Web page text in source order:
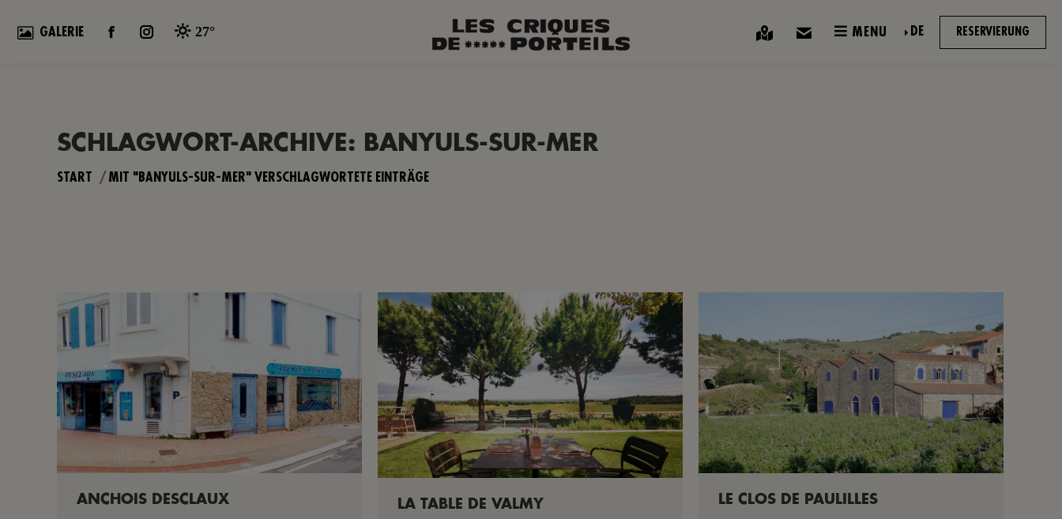
GALERIE
FACEBOOK
NEW
INSTAGRAM
NEW
27° MENU DE RESERVIERUNG
SCHLAGWORT-ARCHIVE: BANYULS-SUR-MER
Sie befinden sich hier:
START MIT "BANYULS-SUR-MER" VERSCHLAGWORTETE EINTRÄGE
ANCHOIS DESCLAUX LA TABLE DE VALMY LE CLOS DE PAULILLES